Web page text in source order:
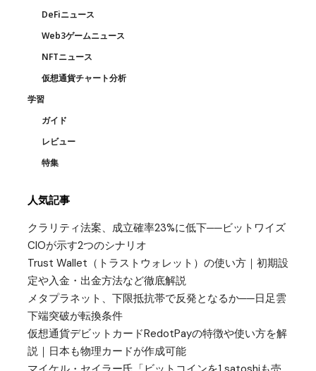
DeFiニュース
Web3ゲームニュース
NFTニュース
仮想通貨チャート分析
学習
ガイド
レビュー
特集
人気記事
クラリティ法案、成立確率23%に低下──ビットワイズ
CIOが示す2つのシナリオ
Trust Wallet（トラストウォレット）の使い方｜初期設
定や入金・出金方法など徹底解説
メタプラネット、下限抵抗帯で反発となるか──日足雲
下端突破が転換条件
仮想通貨デビットカードRedotPayの特徴や使い方を解
説｜日本も物理カードが作成可能